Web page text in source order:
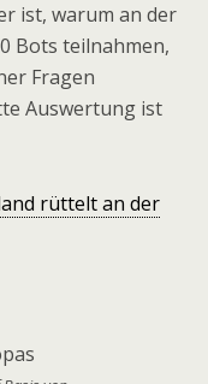
ist, warum an der
Bots teilnahmen,
Fragen
Auswertung ist
rüttelt an der